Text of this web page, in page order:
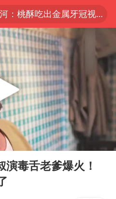
泸溪河：桃酥吃出金属牙冠视频不实
宾市发生5.0级左右地震
的“青海拉面”店
女子开一天一夜空调后二氧化碳中毒
24小时开着更省电”不实
01:20
演毒舌老爹爆火！